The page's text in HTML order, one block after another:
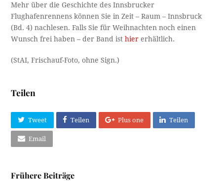
Mehr über die Geschichte des Innsbrucker
Flughafenrennens können Sie in Zeit – Raum – Innsbruck
(Bd. 4) nachlesen. Falls Sie für Weihnachten noch einen
Wunsch frei haben – der Band isthier erhältlich.
(StAI, Frischauf-Foto, ohne Sign.)
Teilen
Tweet Teilen Plus one Teilen
Email
Frühere Beiträge